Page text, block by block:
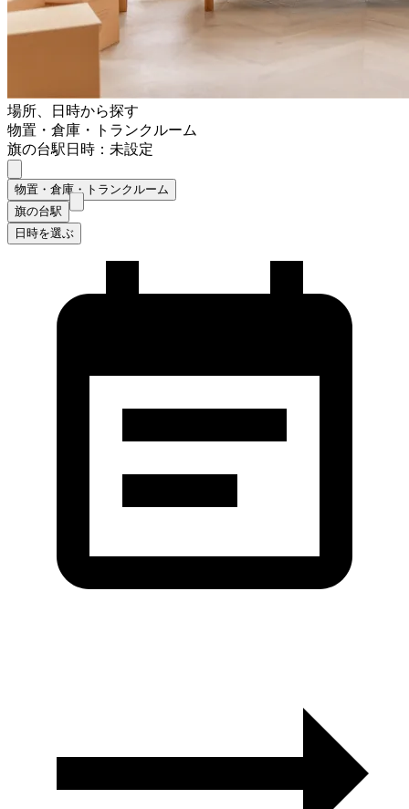
場所、日時から探す
物置・倉庫・トランクルーム
旗の台駅日時：未設定
物置・倉庫・トランクルーム
旗の台駅
日時を選ぶ